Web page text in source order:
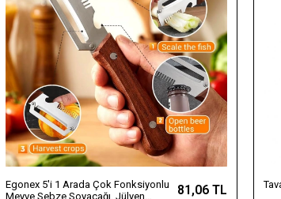
Egonex 5'i 1 Arada Çok Fonksiyonlu
Meyve Sebze Soyacağı, Jülyen
81,06 TL